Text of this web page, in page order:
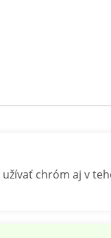
chróm aj v